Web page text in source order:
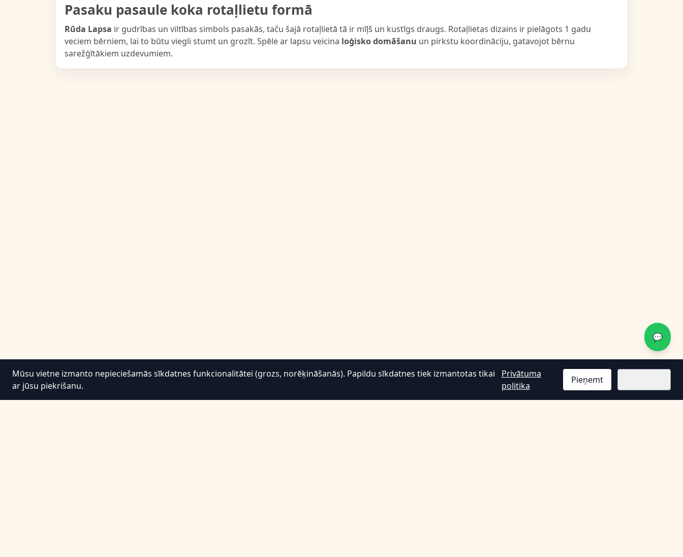
Pasaku pasaule koka rotaļlietu formā
Rūda Lapsa ir gudrības un viltības simbols pasakās, taču šajā rotaļlietā tā ir mīļš un kustīgs draugs. Rotaļlietas dizains ir pielāgots 1 gadu
veciem bērniem, lai to būtu viegli stumt un grozīt. Spēle ar lapsu veicina loģisko domāšanu un pirkstu koordināciju, gatavojot bērnu
sarežģītākiem uzdevumiem.
Mūsu vietne izmanto nepieciešamās sīkdatnes funkcionalitātei (grozs, norēķināšanās). Papildu sīkdatnes tiek izmantotas tikai
ar jūsu piekrišanu.
Privātuma
politika
Pieņemt
💬